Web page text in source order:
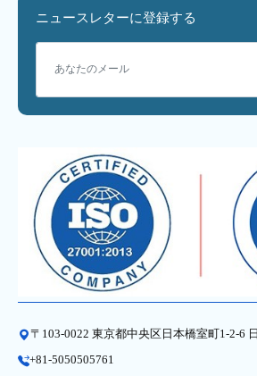
ニュースレターに登録する
〒103-0022 東京都中央区日本橋室町1-2-6
+81-5050505761